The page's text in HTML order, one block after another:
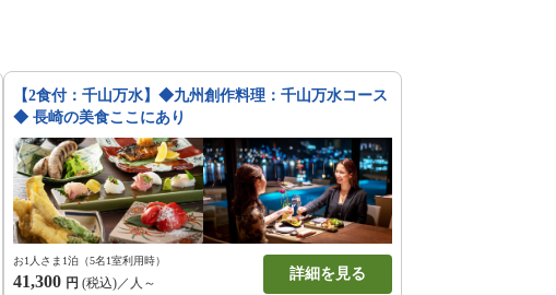
【2食付：千山万水】◆九州創作料理：千山万水コース
◆ 長崎の美食ここにあり
お1人さま1泊（5名1室利用時）
41,300 円 (税込)／人～
詳細を見る